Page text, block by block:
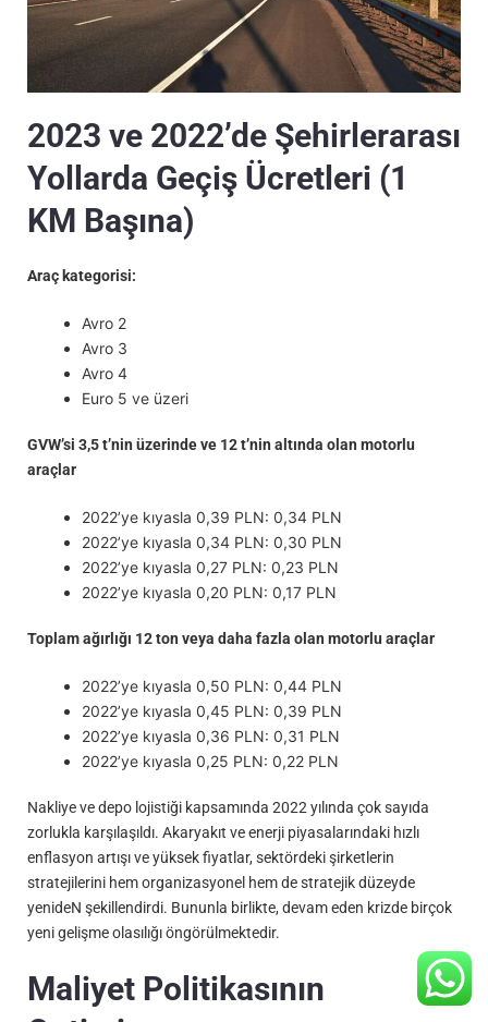
2023 ve 2022’de Şehirlerarası
Yollarda Geçiş Ücretleri (1
KM Başına)
Araç kategorisi:
Avro 2
Avro 3
Avro 4
Euro 5 ve üzeri
GVW’si 3,5 t’nin üzerinde ve 12 t’nin altında olan motorlu
araçlar
2022’ye kıyasla 0,39 PLN: 0,34 PLN
2022’ye kıyasla 0,34 PLN: 0,30 PLN
2022’ye kıyasla 0,27 PLN: 0,23 PLN
2022’ye kıyasla 0,20 PLN: 0,17 PLN
Toplam ağırlığı 12 ton veya daha fazla olan motorlu araçlar
2022’ye kıyasla 0,50 PLN: 0,44 PLN
2022’ye kıyasla 0,45 PLN: 0,39 PLN
2022’ye kıyasla 0,36 PLN: 0,31 PLN
2022’ye kıyasla 0,25 PLN: 0,22 PLN
Nakliye ve depo lojistiği kapsamında 2022 yılında çok sayıda
zorlukla karşılaşıldı. Akaryakıt ve enerji piyasalarındaki hızlı
enflasyon artışı ve yüksek fiyatlar, sektördeki şirketlerin
stratejilerini hem organizasyonel hem de stratejik düzeyde
yenideN şekillendirdi. Bununla birlikte, devam eden krizde birçok
yeni gelişme olasılığı öngörülmektedir.
Maliyet Politikasının